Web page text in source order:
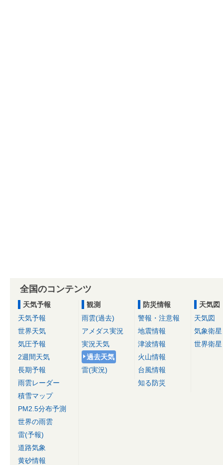
全国のコンテンツ
天気予報
天気予報
世界天気
気圧予報
2週間天気
長期予報
雨雲レーダー
積雪マップ
PM2.5分布予測
世界の雨雲
雷(予報)
道路気象
黄砂情報
観測
雨雲(過去)
アメダス実況
実況天気
過去天気
雷(実況)
防災情報
警報・注意報
地震情報
津波情報
火山情報
台風情報
知る防災
天気図
天気図
気象衛星
世界衛星